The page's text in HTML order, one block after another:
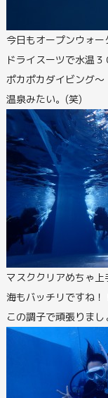
今日もオープンウォ
ドライスーツで水温３
ポカポカダイビング～
温泉みたい。(笑)
マスククリアめちゃ上
海もバッチリですね！
この調子で頑張りまし